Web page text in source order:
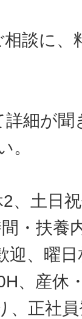
談に
細が
。
、土日
・扶養
迎、曜
、産休
、正社